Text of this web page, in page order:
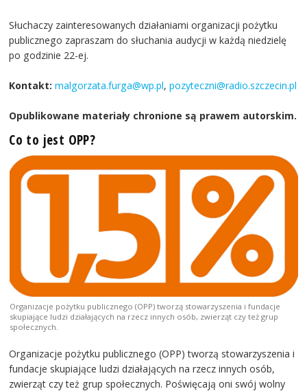
Słuchaczy zainteresowanych działaniami organizacji pożytku
publicznego zapraszam do słuchania audycji w każdą niedzielę
po godzinie 22-ej.
Kontakt: malgorzata.furga@wp.pl,pozyteczni@radio.szczecin.pl
Opublikowane materiały chronione są prawem autorskim.
Co to jest OPP?
Organizacje pożytku publicznego (OPP) tworzą stowarzyszenia i fundacje
skupiające ludzi działających na rzecz innych osób, zwierząt czy też grup
społecznych.
Organizacje pożytku publicznego (OPP) tworzą stowarzyszenia i
fundacje skupiające ludzi działających na rzecz innych osób,
zwierząt czy też grup społecznych. Poświęcają oni swój wolny